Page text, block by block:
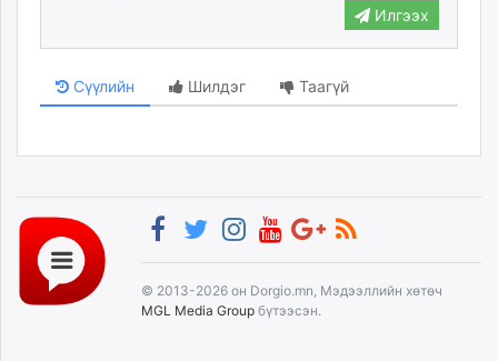
Илгээх
Сүүлийн Шилдэг Таагүй
© 2013-2026 он Dorgio.mn, Мэдээллийн хөтөч
MGL Media Group бүтээсэн.